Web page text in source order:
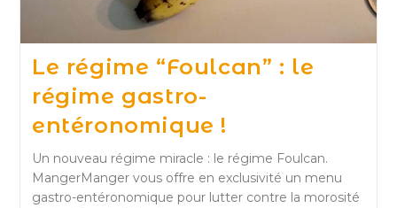
Le régime “Foulcan” : le
régime gastro-
entéronomique !
Un nouveau régime miracle : le régime Foulcan.
MangerManger vous offre en exclusivité un menu
gastro-entéronomique pour lutter contre la morosité